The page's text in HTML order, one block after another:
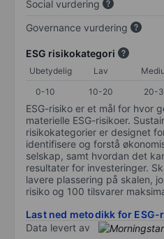
Social vurdering
Governance vurdering
ESG risikokategori
Ubetydelig Lav
0-10 10-20 20-
ESG-risiko er et mål for hvor
materielle ESG-risikoer.
risikokategorier er designet
identifisere og forstå
selskap, samt hvordan det
resultater for investeringer.
lavere plassering på skalen,
risiko og 100 tilsvarer
Last ned metodikk for ESG-
Data levert av